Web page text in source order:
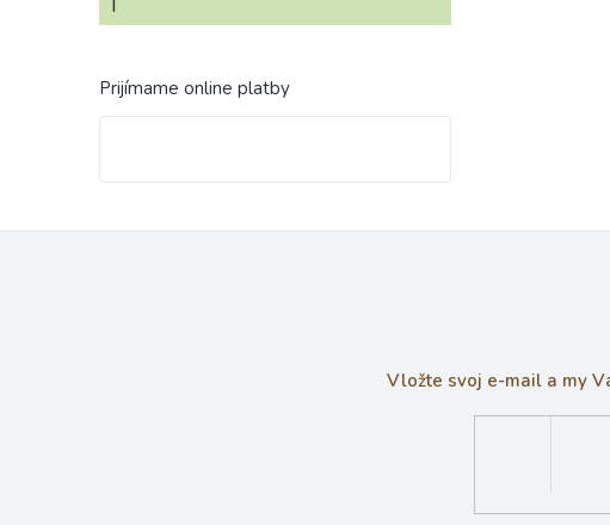
Hodnotenie produktu je 4 z 5 hviezdičiek.
Prijímame online platby
Vložte svoj e-mail a my